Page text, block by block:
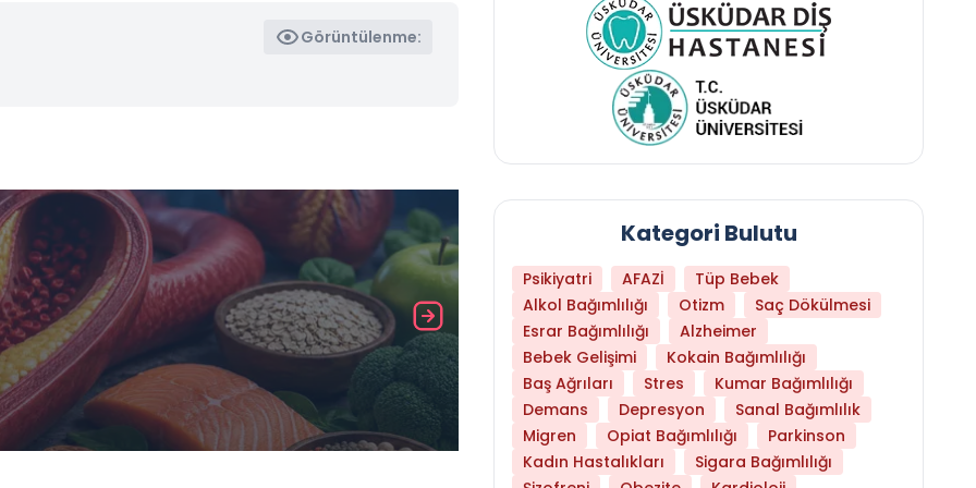
Görüntülenme:
Daha Az Protein Tüketmek Yaşlanmayı
Kategori Bulutu
Psikiyatri AFAZİ
Tüp Bebek
Alkol Bağımlılığı
Otizm
Saç Dökülmesi
Esrar Bağımlılığı
Alzheimer
Bebek Gelişimi
Kokain Bağımlılığı
Baş Ağrıları
Stres
Kumar Bağımlılığı
Demans
Depresyon
Sanal Bağımlılık
Migren
Opiat Bağımlılığı
Parkinson
Kadın Hastalıkları
Sigara Bağımlılığı